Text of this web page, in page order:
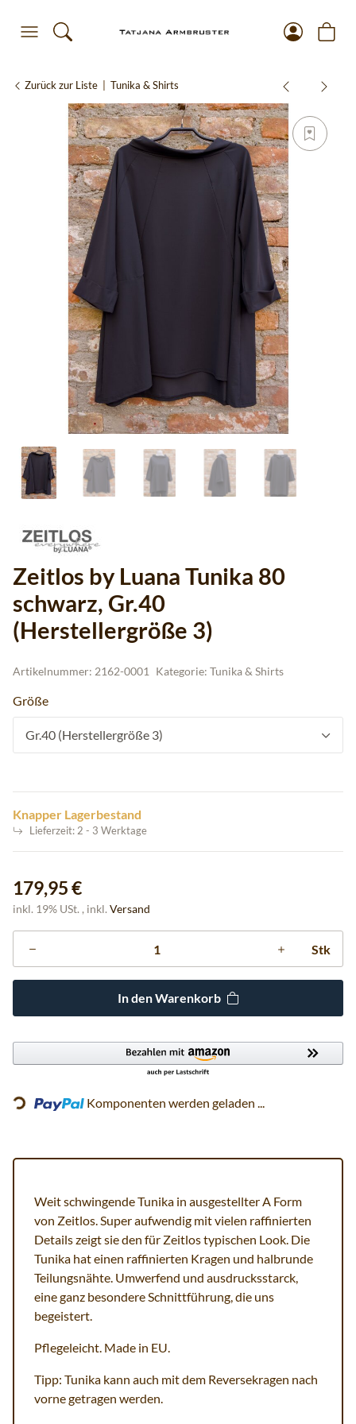
Zurück zur Liste Tunika & Shirts
Zeitlos by Luana Tunika 80
schwarz, Gr.40
(Herstellergröße 3)
Artikelnummer: 2162-0001 Kategorie: Tunika & Shirts
Größe
Gr.40 (Herstellergröße 3)
Knapper Lagerbestand
Lieferzeit: 2 - 3 Werktage
179,95 €
inkl. 19% USt. , inkl. Versand
Stk
In den Warenkorb
Loading... Komponenten werden geladen ...
Weit schwingende Tunika in ausgestellter A Form
von Zeitlos. Super aufwendig mit vielen raffinierten
Details zeigt sie den für Zeitlos typischen Look. Die
Tunika hat einen raffinierten Kragen und halbrunde
Teilungsnähte. Umwerfend und ausdrucksstarck,
eine ganz besondere Schnittführung, die uns
begeistert.
Pflegeleicht. Made in EU.
Tipp: Tunika kann auch mit dem Reversekragen nach
vorne getragen werden.